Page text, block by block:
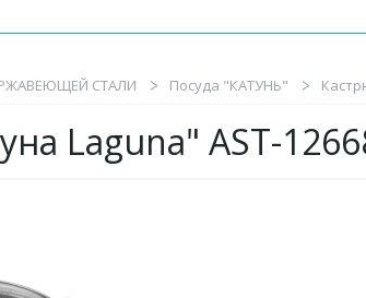
СТАЛИ Посуда "КАТУНЬ"
Laguna" AST-